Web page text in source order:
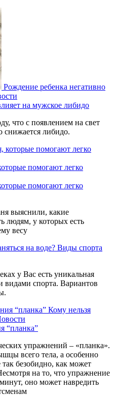
Рождение ребенка негативно
на мужское либидо
что с появлением на свет
снижается либидо.
помогают легко
помогают легко
выяснили, какие
людям, у которых есть
весу
на воде? Виды спорта
у Вас есть уникальная
видами спорта. Вариантов
Кому нельзя
“планка”
упражнений – «планка».
всего тела, а особенно
безобидно, как может
на то, что упражнение
оно может навредить